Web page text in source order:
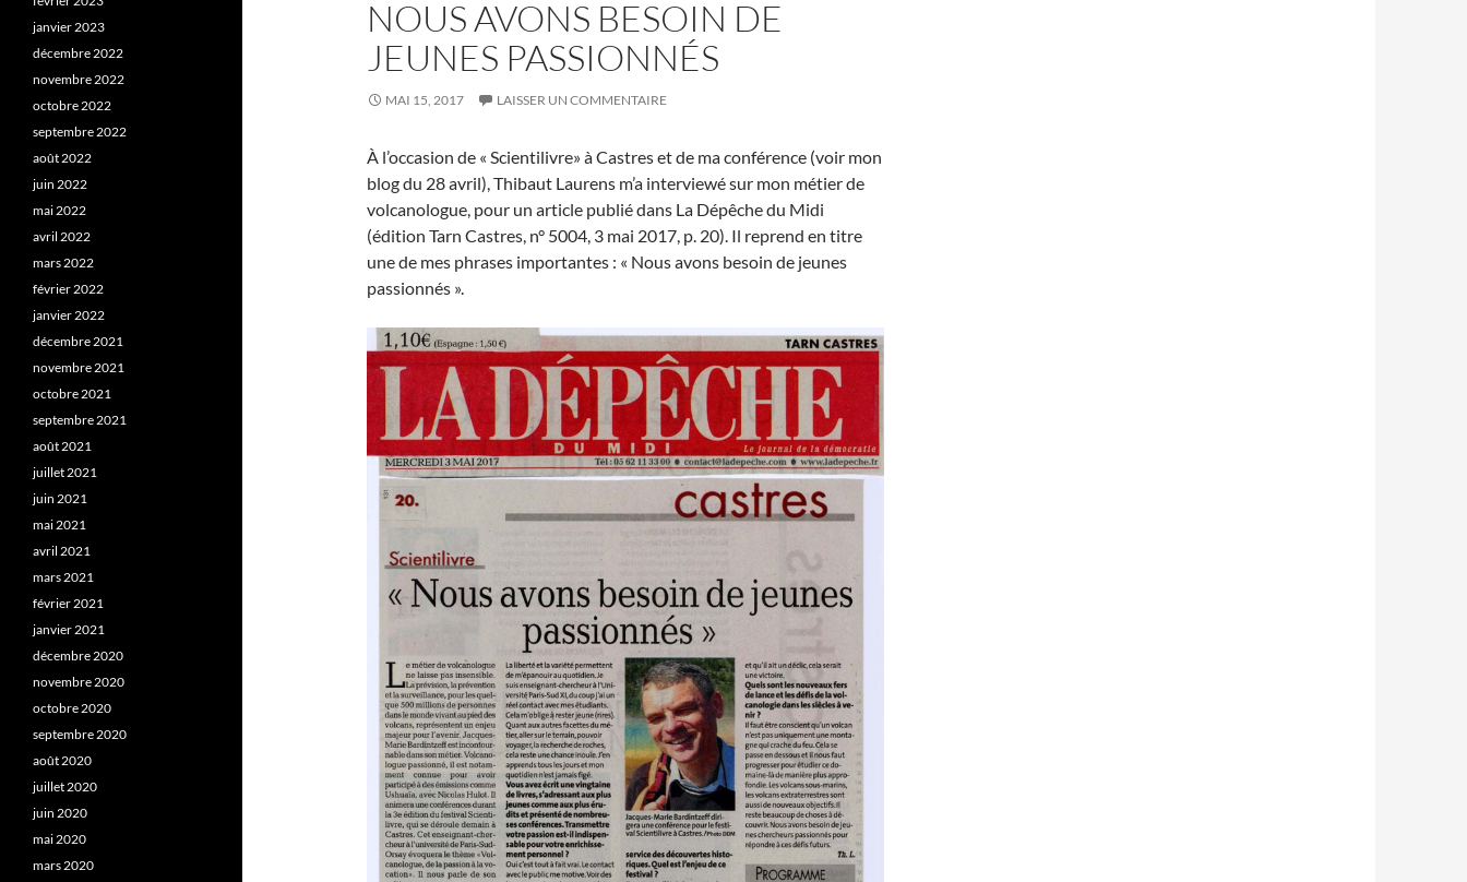
NOUS AVONS BESOIN DE
JEUNES PASSIONNÉS
MAI 15, 2017 LAISSER UN COMMENTAIRE
À l’occasion de « Scientilivre» à Castres et de ma conférence (voir mon
blog du 28 avril), Thibaut Laurens m’a interviewé sur mon métier de
volcanologue, pour un article publié dans La Dépêche du Midi
(édition Tarn Castres, n° 5004, 3 mai 2017, p. 20). Il reprend en titre
une de mes phrases importantes : « Nous avons besoin de jeunes
passionnés ».
janvier 2023
décembre 2022
novembre 2022
octobre 2022
septembre 2022
août 2022
juin 2022
mai 2022
avril 2022
mars 2022
février 2022
janvier 2022
décembre 2021
novembre 2021
octobre 2021
septembre 2021
août 2021
juillet 2021
juin 2021
mai 2021
avril 2021
mars 2021
février 2021
janvier 2021
décembre 2020
novembre 2020
octobre 2020
septembre 2020
août 2020
juillet 2020
juin 2020
mai 2020
mars 2020